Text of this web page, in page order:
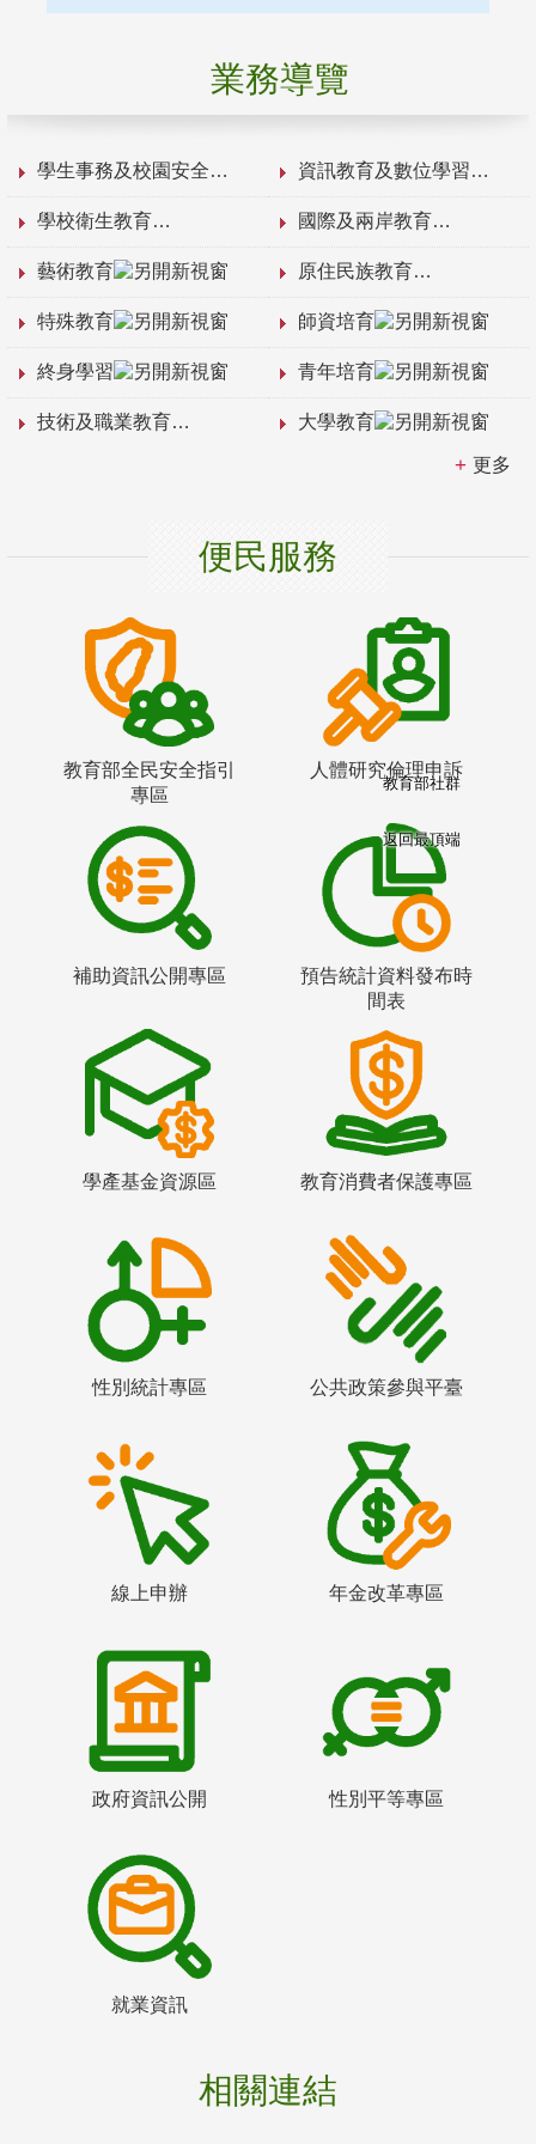
業務導覽
學生事務及校園安全 資訊教育及數位學習
學校衛生教育 國際及兩岸教育
藝術教育 原住民族教育
特殊教育 師資培育
終身學習 青年培育
技術及職業教育 大學教育
更多
便民服務
教育部全民安全指引
專區
人體研究倫理申訴
補助資訊公開專區
預告統計資料發布時
間表
學產基金資源區 教育消費者保護專區
性別統計專區 公共政策參與平臺
線上申辦 年金改革專區
政府資訊公開 性別平等專區
就業資訊
相關連結
教育部社群
返回最頂端